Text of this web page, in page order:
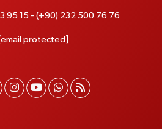
95 15 - (+90) 232 500 76 76
[email protected]